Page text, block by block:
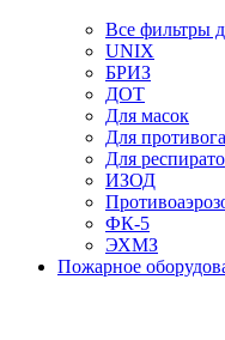
Все фильтры
UNIX
БРИЗ
ДОТ
Для масок
Для
Для
ИЗОД
ФК-5
ЭХМЗ
Пожарное